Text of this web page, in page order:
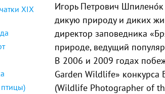
XIX
Игорь Петрович
дикую природу и диких
директор заповедника
природе, ведущий
В 2006 и 2009 годах
Garden Wildlife»
(Wildlife Photographer of